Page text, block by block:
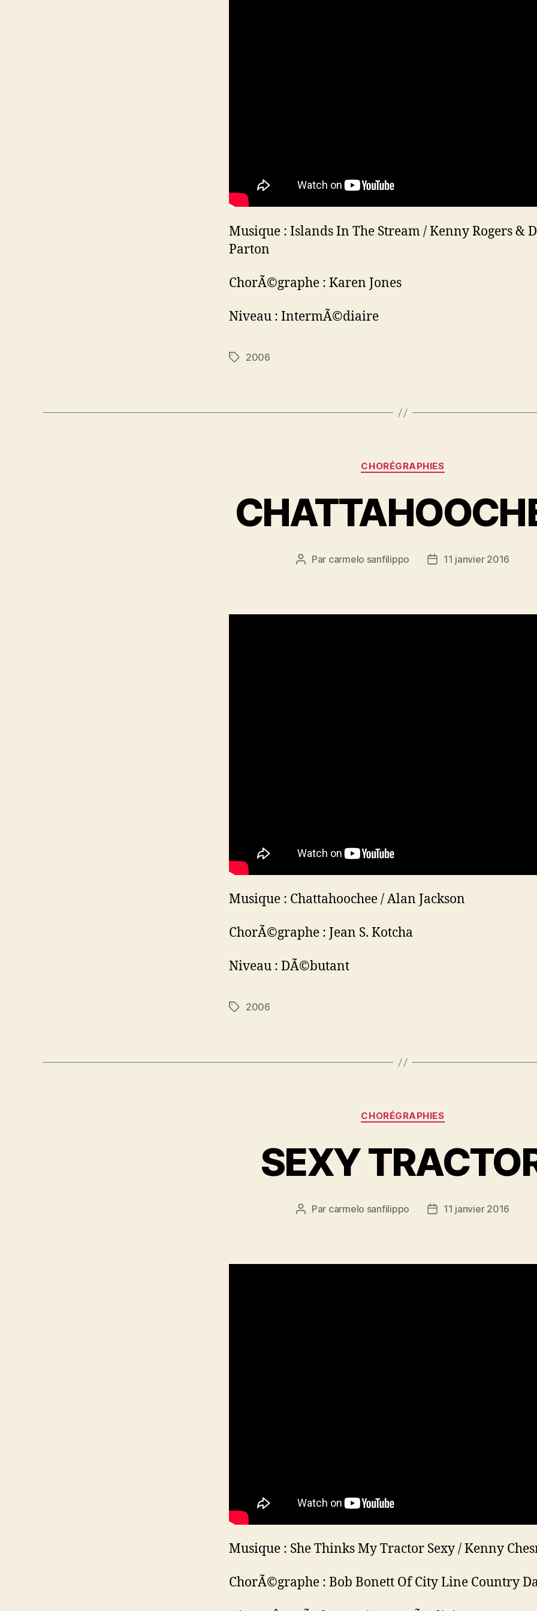
Musique : Islands In The Stream / Kenny Rogers &
Parton
ChorÃ©graphe : Karen Jones
Niveau : IntermÃ©diaire
Étiquettes
2006
Catégories
CHORÉGRAPHIES
Auteur
Par carmelo sanfilippo
Date11 janvier 2016
Musique : Chattahoochee / Alan Jackson
ChorÃ©graphe : Jean S. Kotcha
Niveau : DÃ©butant
Étiquettes
2006
Catégories
CHORÉGRAPHIES
SEXY
Auteur
Par carmelo sanfilippo
Date11 janvier 2016
Musique : She Thinks My Tractor Sexy / Kenny
ChorÃ©graphe : Bob Bonett Of City Line Country